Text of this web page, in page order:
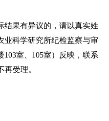
结果有异议的，请以真实姓
业科学研究所纪检监察与审
室、105室）反映，联系
再受理。